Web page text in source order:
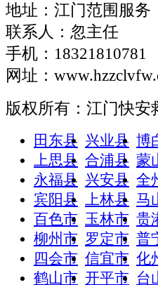
地址：江门范围服务
联系人：忽主任
手机：18321810781
网址：
版权所有：江门快安
田东县 兴业县 博
上思县 合浦县 蒙
永福县 兴安县 全
宾阳县
上林县 马
百色市 玉林市 贵
柳州市 罗定市 普
四会市 信宜市 化
鹤山市 开平市 台